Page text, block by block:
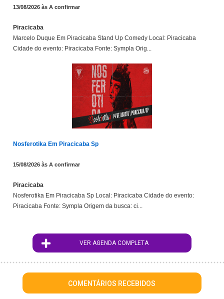
13/08/2026 às A confirmar
Piracicaba
Marcelo Duque Em Piracicaba Stand Up Comedy Local: Piracicaba
Cidade do evento: Piracicaba Fonte: Sympla Orig...
Nosferotika Em Piracicaba Sp
15/08/2026 às A confirmar
Piracicaba
Nosferotika Em Piracicaba Sp Local: Piracicaba Cidade do evento:
Piracicaba Fonte: Sympla Origem da busca: ci...
VER AGENDA COMPLETA
COMENTÁRIOS RECEBIDOS